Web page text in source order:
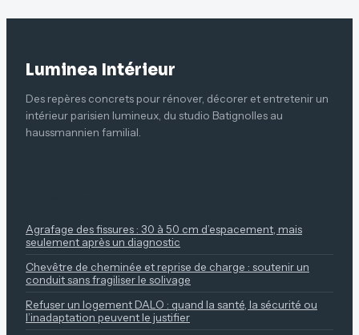
gagnantes
Luminea Intérieur
Des repères concrets pour rénover, décorer et entretenir un
intérieur parisien lumineux, du studio Batignolles au
haussmannien familial.
Agrafage des fissures : 30 à 50 cm d’espacement, mais
seulement après un diagnostic
Chevêtre de cheminée et reprise de charge : soutenir un
conduit sans fragiliser le solivage
Refuser un logement DALO : quand la santé, la sécurité ou
l’inadaptation peuvent le justifier